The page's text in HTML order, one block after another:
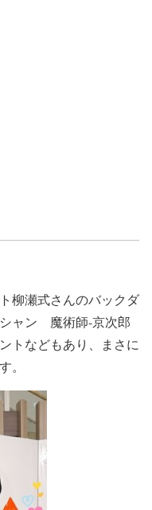
柳瀬式さんのバックダ
ャン 魔術師-京次郎
トなどもあり、まさに
。